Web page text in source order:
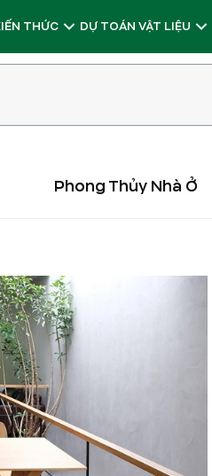
THỨC DỰ TOÁN VẬT LIỆU
Phong Thủy Nhà Ở